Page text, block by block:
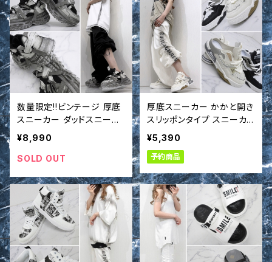
数量限定!!ビンテージ 厚底
スニーカー ダッドスニーカ
ー 靴 シューズ インポート
¥8,990
SOLD OUT
厚底スニーカー かかと開き
スリッポンタイプ スニーカ
ー 靴 シューズ インポート
¥5,390
予約商品